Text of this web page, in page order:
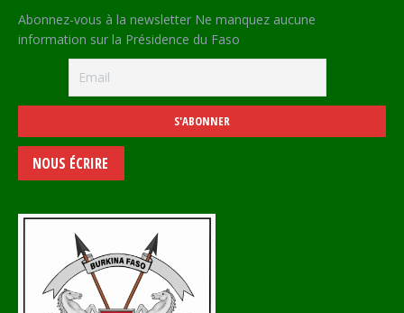
Abonnez-vous à la newsletter Ne manquez aucune
information sur la Présidence du Faso
NOUS ÉCRIRE